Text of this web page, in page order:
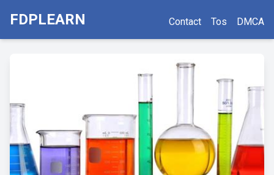
FDPLEARN Contact Tos DMCA